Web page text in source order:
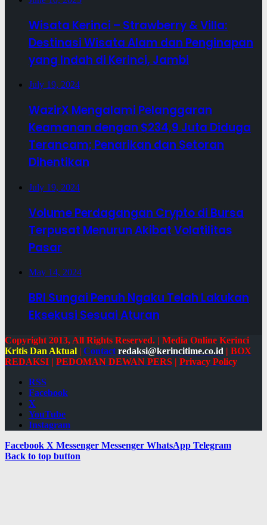
Wisata Kerinci – Strawberry & Villa:
Destinasi Wisata Alam dan Penginapan
yang Indah di Kerinci, Jambi
July 19, 2024
WazirX Mengalami Pelanggaran
Keamanan dengan $234,9 Juta Diduga
Terancam; Penarikan dan Setoran
Dihentikan
July 19, 2024
Volume Perdagangan Crypto di Bursa
Terpusat Menurun Akibat Volatilitas
Pasar
May 14, 2024
BRI Sungai Penuh Ngaku Telah Lakukan
Eksekusi Sesuai Aturan
Copyright 2013, All Rights Reserved. | Media Online Kerinci
Kritis Dan Aktual | Contact redaksi@kerincitime.co.id | BOX
REDAKSI | PEDOMAN DEWAN PERS | Privacy Policy
RSS
Facebook
X
YouTube
Instagram
Facebook X Messenger Messenger WhatsApp Telegram
Back to top button